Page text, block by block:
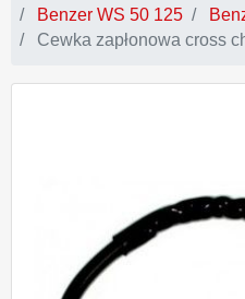
Benzer WS 50 125
Cewka zapłonowa cross